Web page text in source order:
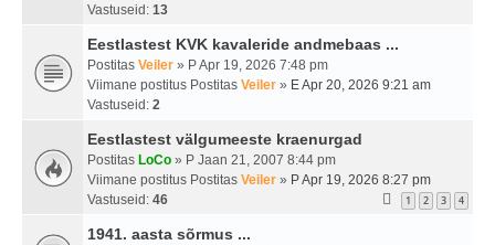
Vastuseid: 13
Eestlastest KVK kavaleride andmebaas ...
Postitas Veiler » P Apr 19, 2026 7:48 pm
Viimane postitus Postitas Veiler » E Apr 20, 2026 9:21 am
Vastuseid: 2
Eestlastest välgumeeste kraenurgad
Postitas LoCo » P Jaan 21, 2007 8:44 pm
Viimane postitus Postitas Veiler » P Apr 19, 2026 8:27 pm
Vastuseid: 46 1 2 3 4
1941. aasta sõrmus ...